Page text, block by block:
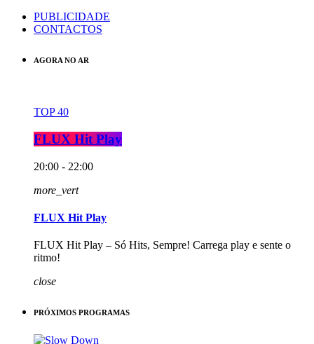
PUBLICIDADE
CONTACTOS
AGORA NO AR
TOP 40
FLUX Hit Play
20:00 - 22:00
more_vert
FLUX Hit Play
FLUX Hit Play – Só Hits, Sempre! Carrega play e sente o
ritmo!
close
PRÓXIMOS PROGRAMAS